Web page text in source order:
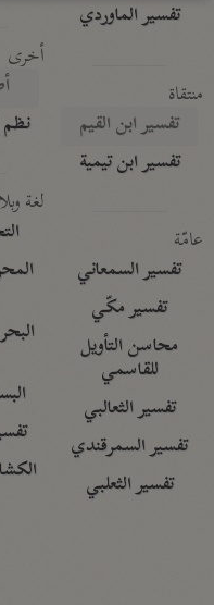
تفسير الماوردي
منتقاة
تفسير ابن القيم
تفسير ابن تيمية
عامّة
تفسير السمعاني
تفسير مكّي
محاسن التأويل
للقاسمي
تفسير الثعالبي
تفسير السمرقندي
تفسير الثعلبي
أخرى
نظم
لغة